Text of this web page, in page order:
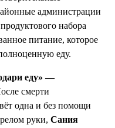
администрации
набора
питание, которое
еду.
еду» —
смерти
одна и без помощи
руки, Сания